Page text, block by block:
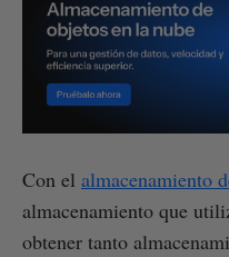
Con el almacenamiento
almacenamiento que
obtener tanto